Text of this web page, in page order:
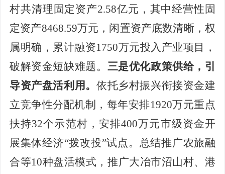
村共清理固定资产2.58亿元，其中经营性固
定资产8468.59万元， 闲置资产底数清晰，权
属明确，累计融资1750万元投入产业项目，
破解资金短缺难题。 三是优化政策供给，引
导资产盘活利用。 依托乡村振兴衔接资金建
立竞争性分配机制，每年安排1920万元重点
扶持32个示范村，安排400万元市级资金开
展集体经济“拨改投”试点。总结推广农旅融
合等10种盘活模式，推广大冶市沼山村、港